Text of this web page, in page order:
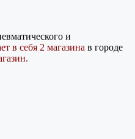
и
в себя 2 магазина в городе